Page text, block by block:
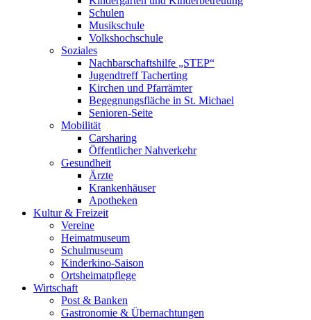
Schulen
Musikschule
Volkshochschule
Soziales
Nachbarschaftshilfe „STEP“
Jugendtreff Tacherting
Kirchen und Pfarrämter
Begegnungsfläche in St. Michael
Senioren-Seite
Mobilität
Carsharing
Öffentlicher Nahverkehr
Gesundheit
Ärzte
Krankenhäuser
Apotheken
Kultur & Freizeit
Vereine
Heimatmuseum
Schulmuseum
Kinderkino-Saison
Ortsheimatpflege
Wirtschaft
Post & Banken
Gastronomie & Übernachtungen